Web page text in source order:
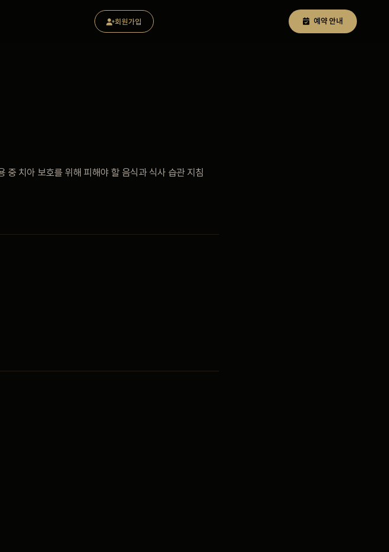
회원가입 예약 안내
중 치아 보호를 위해 피해야 할 음식과 식사 습관 지침